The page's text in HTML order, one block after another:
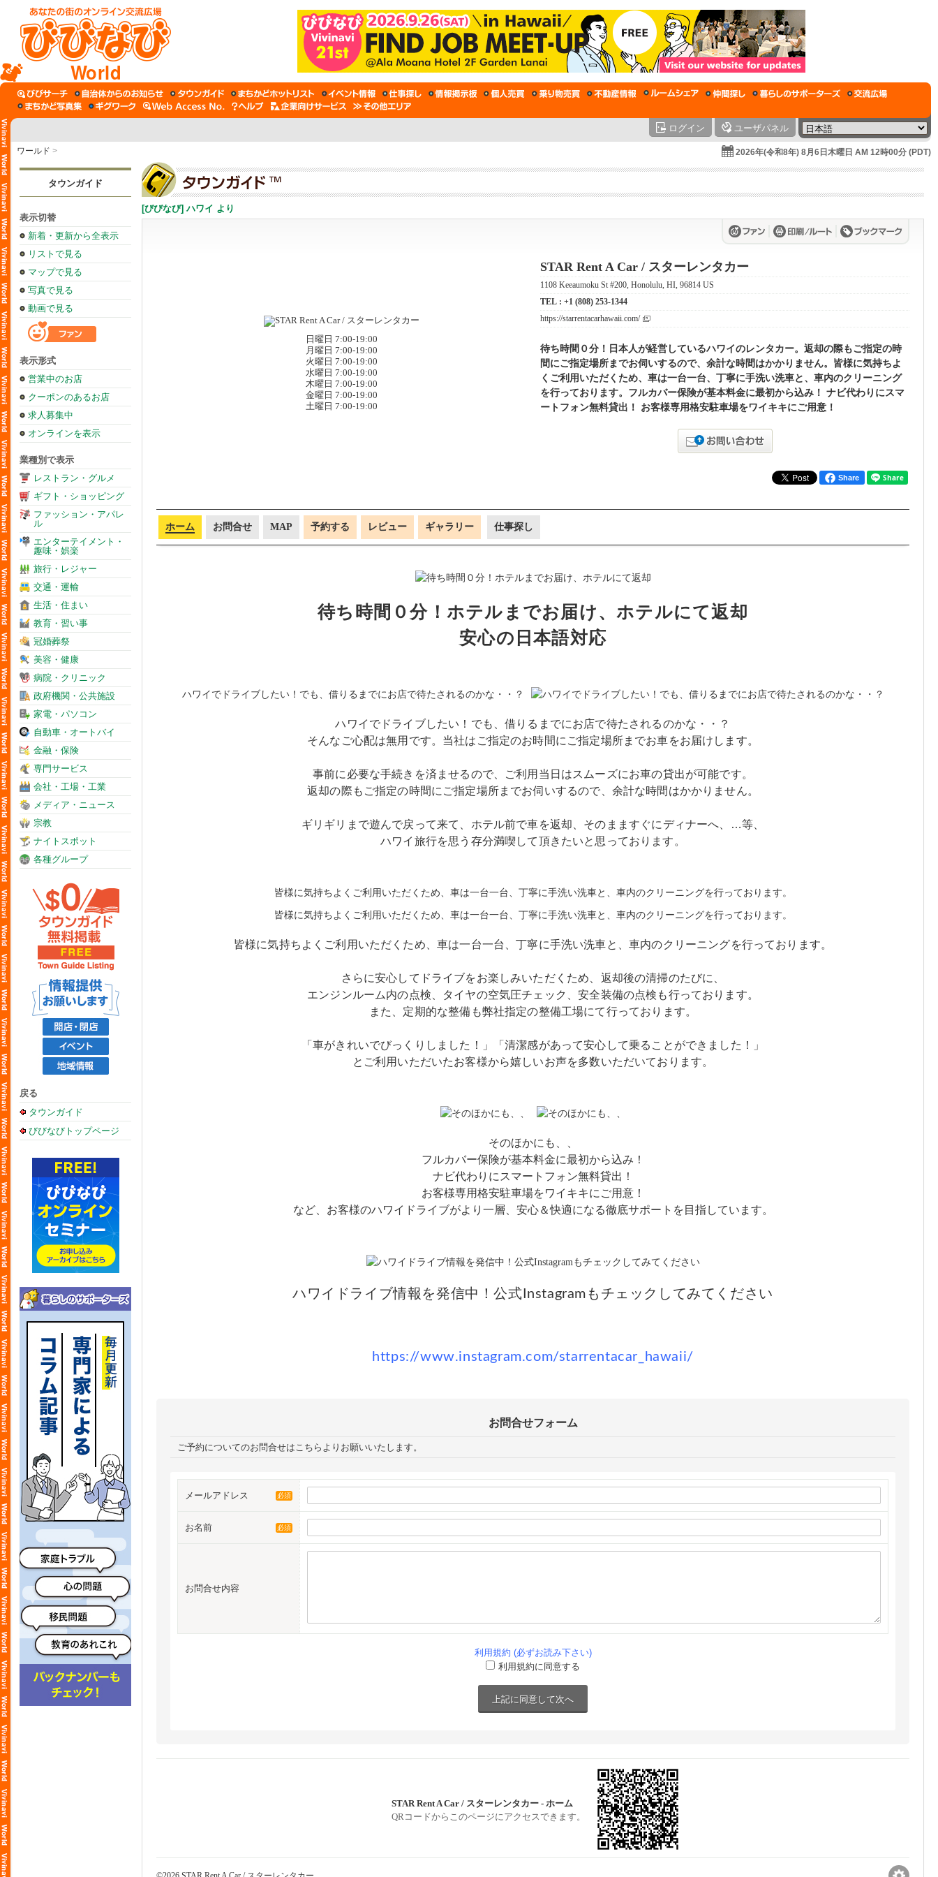
World
ログイン ユーザパネル
ワールド > 2026年(令和8年) 8月6日木曜日 AM 12時00分 (PDT)
タウンガイド
表示切替
新着・更新から全表示
リストで見る
マップで見る
写真で見る
動画で見る
表示形式
営業中のお店
クーポンのあるお店
求人募集中
オンラインを表示
業種別で表示
レストラン・グルメ
ギフト・ショッピング
ファッション・アパレ
ル
エンターテイメント・
趣味・娯楽
旅行・レジャー
交通・運輸
生活・住まい
教育・習い事
冠婚葬祭
美容・健康
病院・クリニック
政府機関・公共施設
家電・パソコン
自動車・オートバイ
金融・保険
専門サービス
会社・工場・工業
メディア・ニュース
宗教
ナイトスポット
各種グループ
戻る
タウンガイド
びびなびトップページ
[びびなび] ハワイ より
日曜日 7:00-19:00
月曜日 7:00-19:00
火曜日 7:00-19:00
水曜日 7:00-19:00
木曜日 7:00-19:00
金曜日 7:00-19:00
土曜日 7:00-19:00
STAR Rent A Car / スターレンタカー
1108 Keeaumoku St #200, Honolulu, HI, 96814 US
TEL : +1 (808) 253-1344
https://starrentacarhawaii.com/
待ち時間０分！日本人が経営しているハワイのレンタカー。返却の際もご指定の時
間にご指定場所までお伺いするので、余計な時間はかかりません。皆様に気持ちよ
くご利用いただくため、車は一台一台、丁寧に手洗い洗車と、車内のクリーニング
を行っております。フルカバー保険が基本料金に最初から込み！ ナビ代わりにスマ
ートフォン無料貸出！ お客様専用格安駐車場をワイキキにご用意！
Share
ホーム お問合せ MAP 予約する レビュー ギャラリー 仕事探し
待ち時間０分！ ホテルまでお届け、ホテルにて返却
安心の日本語対応
ハワイでドライブしたい！でも、借りるまでにお店で待たされるのかな・・？
そんなご心配は無用です。当社はご指定のお時間にご指定場所までお車をお届けします。
事前に必要な手続きを済ませるので、ご利用当日はスムーズにお車の貸出が可能です。
返却の際もご指定の時間にご指定場所までお伺いするので、余計な時間はかかりません。
ギリギリまで遊んで戻って来て、ホテル前で車を返却、そのまますぐにディナーへ、…等、
ハワイ旅行を思う存分満喫して頂きたいと思っております。
皆様に気持ちよくご利用いただくため、車は一台一台、丁寧に手洗い洗車と、車内のクリーニングを行っております。
さらに安心してドライブをお楽しみいただくため、返却後の清掃のたびに、
エンジンルーム内の点検、タイヤの空気圧チェック、安全装備の点検も行っております。
また、定期的な整備も弊社指定の整備工場にて行っております。
「車がきれいでびっくりしました！」「清潔感があって安心して乗ることができました！」
とご利用いただいたお客様から嬉しいお声を多数いただいております。
そのほかにも、、
フルカバー保険が基本料金に最初から込み！
ナビ代わりにスマートフォン無料貸出！
お客様専用格安駐車場をワイキキにご用意！
など、お客様のハワイドライブがより一層、安心＆快適になる徹底サポートを目指しています。
ハワイドライブ情報を発信中！公式Instagramもチェックしてみてください
https://www.instagram.com/starrentacar_hawaii/
お問合せフォーム
ご予約についてのお問合せはこちらよりお願いいたします。
メールアドレス 必須
お名前 必須
お問合せ内容
利用規約 (必ずお読み下さい)
利用規約に同意する
STAR Rent A Car / スターレンタカー - ホーム
QRコードからこのページにアクセスできます。